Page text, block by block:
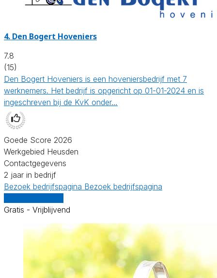
4. Den Bogert Hoveniers
7.8
(15)
Den Bogert Hoveniers is een hoveniersbedrijf met 7
werknemers. Het bedrijf is opgericht op 01-01-2024 en is
ingeschreven bij de KvK onder…
Goede Score 2026
Werkgebied Heusden
Contactgegevens
2 jaar in bedrijf
Bezoek bedrijfspagina Bezoek bedrijfspagina
Gratis - Vrijblijvend